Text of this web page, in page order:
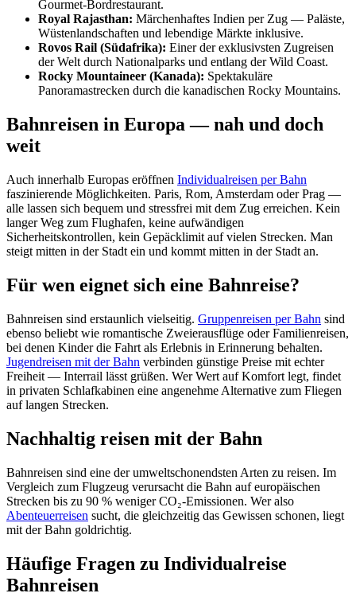
Gourmet-Bordrestaurant.
Royal Rajasthan: Märchenhaftes Indien per Zug — Paläste,
Wüstenlandschaften und lebendige Märkte inklusive.
Rovos Rail (Südafrika): Einer der exklusivsten Zugreisen
der Welt durch Nationalparks und entlang der Wild Coast.
Rocky Mountaineer (Kanada): Spektakuläre
Panoramastrecken durch die kanadischen Rocky Mountains.
Bahnreisen in Europa — nah und doch
weit
Auch innerhalb Europas eröffnen Individualreisen per Bahn
faszinierende Möglichkeiten. Paris, Rom, Amsterdam oder Prag —
alle lassen sich bequem und stressfrei mit dem Zug erreichen. Kein
langer Weg zum Flughafen, keine aufwändigen
Sicherheitskontrollen, kein Gepäcklimit auf vielen Strecken. Man
steigt mitten in der Stadt ein und kommt mitten in der Stadt an.
Für wen eignet sich eine Bahnreise?
Bahnreisen sind erstaunlich vielseitig. Gruppenreisen per Bahn sind
ebenso beliebt wie romantische Zweierausflüge oder Familienreisen,
bei denen Kinder die Fahrt als Erlebnis in Erinnerung behalten.
Jugendreisen mit der Bahn verbinden günstige Preise mit echter
Freiheit — Interrail lässt grüßen. Wer Wert auf Komfort legt, findet
in privaten Schlafkabinen eine angenehme Alternative zum Fliegen
auf langen Strecken.
Nachhaltig reisen mit der Bahn
Bahnreisen sind eine der umweltschonendsten Arten zu reisen. Im
Vergleich zum Flugzeug verursacht die Bahn auf europäischen
Strecken bis zu 90 % weniger CO₂-Emissionen. Wer also
Abenteuerreisen sucht, die gleichzeitig das Gewissen schonen, liegt
mit der Bahn goldrichtig.
Häufige Fragen zu Individualreise
Bahnreisen